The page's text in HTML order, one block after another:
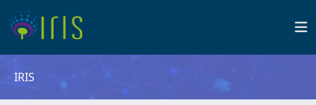
IRIS